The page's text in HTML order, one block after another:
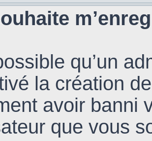
qu’un
la création
avoir banni
que vous